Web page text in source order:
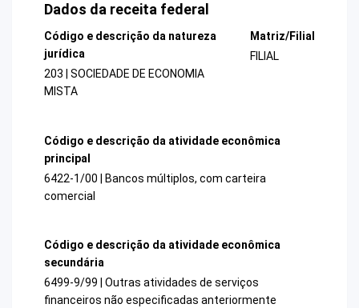
Dados da receita federal
Código e descrição da natureza
jurídica
203 | SOCIEDADE DE ECONOMIA
MISTA
Matriz/Filial
FILIAL
Código e descrição da atividade econômica
principal
6422-1/00 | Bancos múltiplos, com carteira
comercial
Código e descrição da atividade econômica
secundária
6499-9/99 | Outras atividades de serviços
financeiros não especificadas anteriormente